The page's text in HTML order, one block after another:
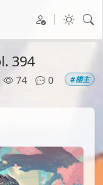
394
74
0
#楼主